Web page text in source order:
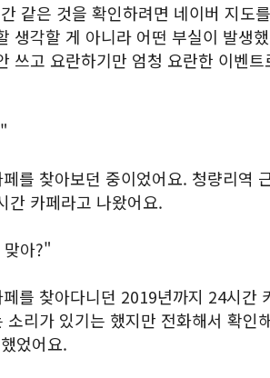
같은 것을 확인하려면 네이버 지도
생각할 게 아니라 어떤 부실이 발생
쓰고 요란하기만 엄청 요란한 이벤
를 찾아보던 중이었어요. 청량리역
간 카페라고 나왔어요.
아?"
를 찾아다니던 2019년까지 24시간
리가 있기는 했지만 전화해서 확인
었어요.